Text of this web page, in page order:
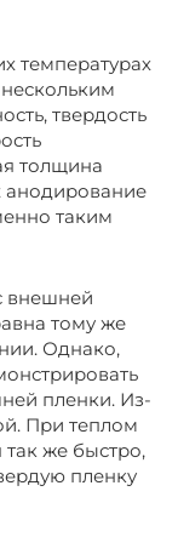
температурах
нескольким
твердость
толщина
анодирование
таким
внешней
тому же
Однако,
пленки. Из-
При теплом
же быстро,
пленку